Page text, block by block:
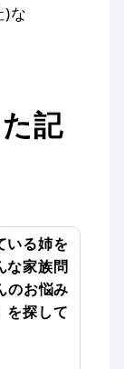
)な
記
いる姉を
な家族問
のお悩み
を探して